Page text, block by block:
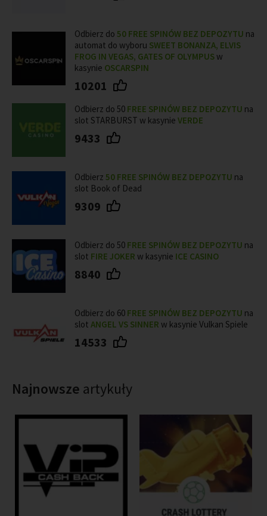
Odbierz do 50 FREE SPINÓW BEZ DEPOZYTU na
automat do wyboru SWEET BONANZA, ELVIS
FROG IN VEGAS, GATES OF OLYMPUS w
kasynie OSCARSPIN
10201
Odbierz do 50 FREE SPINÓW BEZ DEPOZYTU na
slot STARBURST w kasynie VERDE
9433
Odbierz 50 FREE SPINÓW BEZ DEPOZYTU na
slot Book of Dead
9309
Odbierz do 50 FREE SPINÓW BEZ DEPOZYTU na
slot FIRE JOKER w kasynie ICE CASINO
8840
Odbierz do 60 FREE SPINÓW BEZ DEPOZYTU na
slot ANGEL VS SINNER w kasynie Vulkan Spiele
14533
Najnowsze artykuły